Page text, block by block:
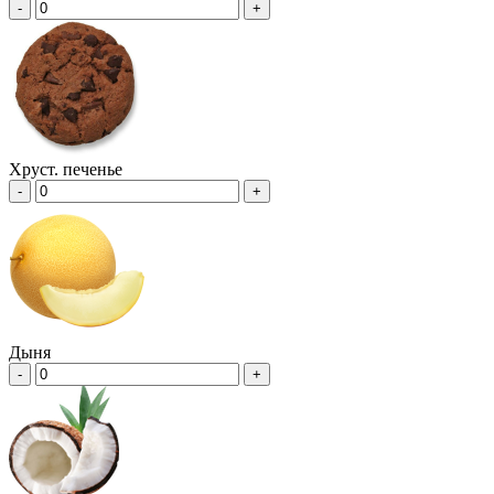
- +
Хруст. печенье
- +
Дыня
- +